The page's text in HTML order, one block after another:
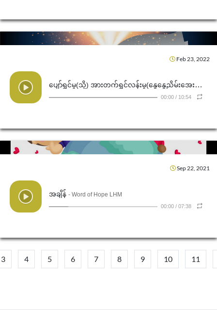
Feb 23, 2022
ပျော်ရွှင်မှု(သို့) အားတက်ရွှင်လန်းမှု(နွေနွေညိမ်းအေး)-
00:00 / 10:54
Sep 22, 2021
အချိန် - Word of Hope LHM
00:00 / 07:38
3 4 5 6 7 8 9 10 11